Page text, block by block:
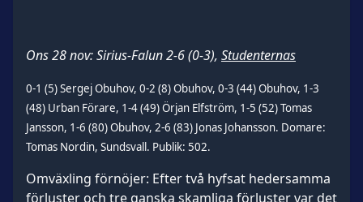
Ons 28 nov: Sirius-Falun 2-6 (0-3), Studenternas
0-1 (5) Sergej Obuhov, 0-2 (8) Obuhov, 0-3 (44) Obuhov, 1-3
(48) Urban Förare, 1-4 (49) Örjan Elfström, 1-5 (52) Tomas
Jansson, 1-6 (80) Obuhov, 2-6 (83) Jonas Johansson. Domare:
Tomas Nordin, Sundsvall. Publik: 502.
Omväxling förnöjer: Efter två hyfsat hedersamma
förluster och tre ganska skamliga förluster var det